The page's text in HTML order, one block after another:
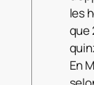
les
que
En